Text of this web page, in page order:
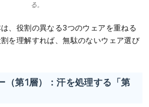
る。
、役割の異なる3つのウェアを重ねる
を理解すれば、無駄のないウェア選び
（第1層）：汗を処理する「第